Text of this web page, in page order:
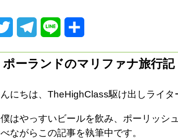
i
e
l
n
ポーランドのマリファナ旅行記
にちは、TheHighClass駆け出しライタ
はやっすいビールを飲み、ポーリッシ
ながらこの記事を執筆中です。